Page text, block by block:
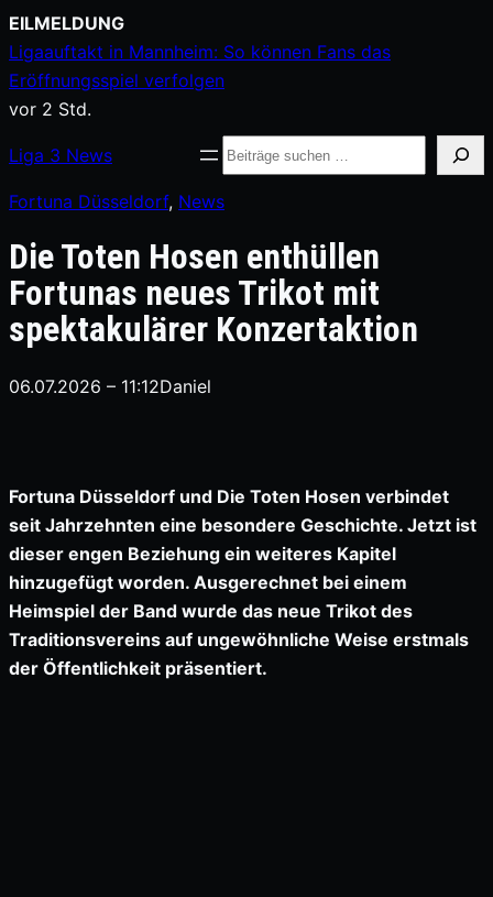
Zum
Inhalt
springen
EILMELDUNG
Ligaauftakt in Mannheim: So können Fans das
Eröffnungsspiel verfolgen
vor 2 Std.
Liga 3 News Suche
Fortuna Düsseldorf, News
Die Toten Hosen enthüllen
Fortunas neues Trikot mit
spektakulärer Konzertaktion
06.07.2026 – 11:12Daniel
Fortuna Düsseldorf und Die Toten Hosen verbindet
seit Jahrzehnten eine besondere Geschichte. Jetzt ist
dieser engen Beziehung ein weiteres Kapitel
hinzugefügt worden. Ausgerechnet bei einem
Heimspiel der Band wurde das neue Trikot des
Traditionsvereins auf ungewöhnliche Weise erstmals
der Öffentlichkeit präsentiert.